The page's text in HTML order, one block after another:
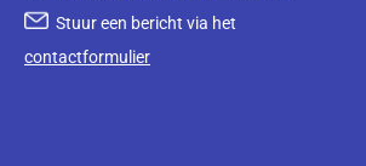
Stuur een bericht via het
contactformulier